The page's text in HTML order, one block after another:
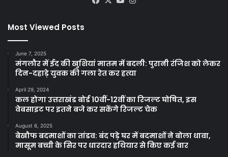
Most Viewed Posts
June 7, 2025
मंगलौर में ईद की खुशियां मातम में बदली: पुरानी रंजिश को लेकर
दिन-दहाड़े युवक की गला रेत कर हत्या
April 29, 2024
कल होगा उत्तराखंड बोर्ड 10वीं-12वीं का रिजल्ट घोषित, इस
वेबसाइट पर इतने बजे कर सकेंगे रिजल्ट चेक
August 6, 2025
बेखौफ बदमाशों का तांडव: बंद पड़े घर में बदमाशों ने बोला धावा,
मासूम बच्ची के सिर पर धारदार हथियार से किए कई वार